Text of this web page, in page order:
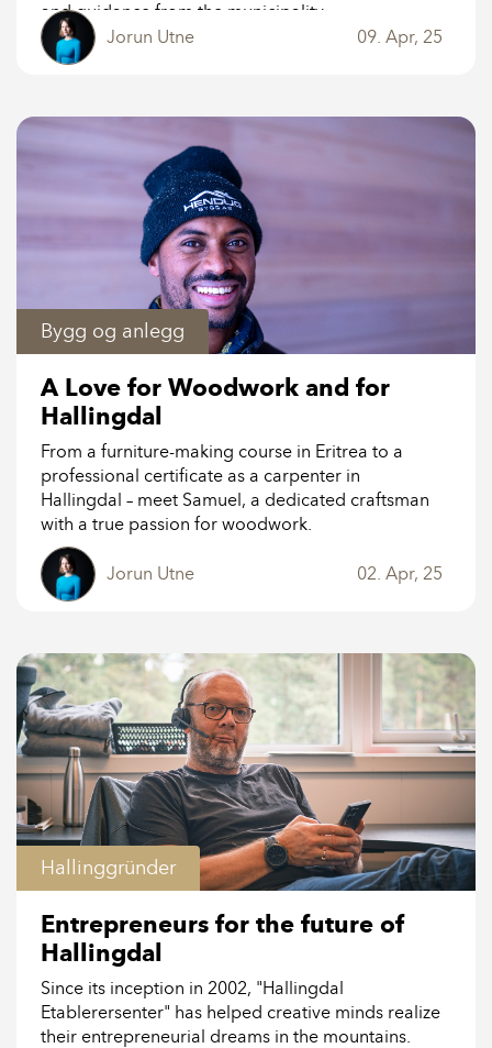
and guidance from the municipality.
Jorun Utne
09. Apr, 25
Bygg og anlegg
A Love for Woodwork and for
Hallingdal
From a furniture-making course in Eritrea to a
professional certificate as a carpenter in
Hallingdal – meet Samuel, a dedicated craftsman
with a true passion for woodwork.
Jorun Utne 02. Apr, 25
Hallinggründer
Entrepreneurs for the future of
Hallingdal
Since its inception in 2002, "Hallingdal
Etablerersenter" has helped creative minds realize
their entrepreneurial dreams in the mountains.